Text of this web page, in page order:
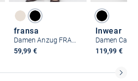
fransa
59,99 €
Inwear
119,99 €